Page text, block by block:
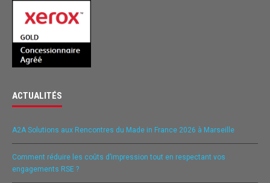
ACTUALITÉS
A2A Solutions aux Rencontres du Made in France 2026 à Marseille
Comment réduire les coûts d’impression tout en respectant vos
engagements RSE ?